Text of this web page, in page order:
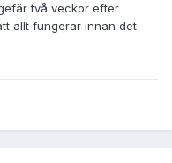
två veckor efter
allt fungerar innan det